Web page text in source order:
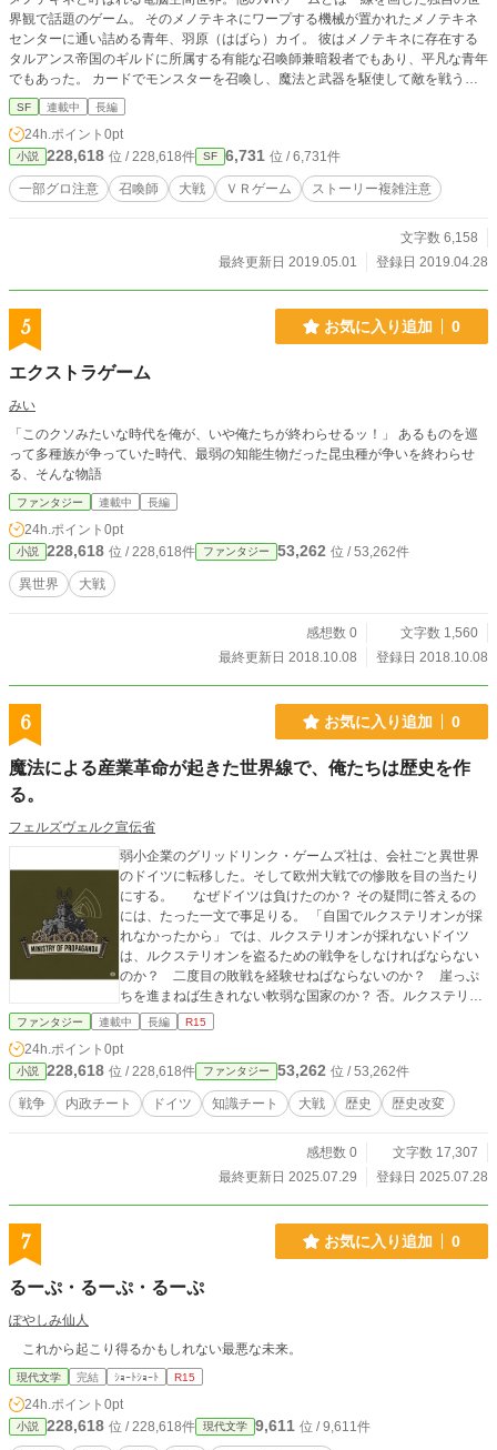
界観で話題のゲーム。 そのメノテキネにワープする機械が置かれたメノテキネ
センターに通い詰める青年、羽原（はばら）カイ。 彼はメノテキネに存在する
タルアンス帝国のギルドに所属する有能な召喚師兼暗殺者でもあり、平凡な青年
でもあった。 カードでモンスターを召喚し、魔法と武器を駆使して敵を戦う話
です。
SF 連載中 長編
24h.ポイント 0pt
小説 228,618 位 / 228,618件 SF 6,731 位 / 6,731件
一部グロ注意 召喚師 大戦 ＶＲゲーム ストーリー複雑注意
文字数 6,158
最終更新日 2019.05.01
登録日 2019.04.28
5 お気に入り追加 0
エクストラゲーム
みい
「このクソみたいな時代を俺が、いや俺たちが終わらせるッ！」 あるものを巡
って多種族が争っていた時代、最弱の知能生物だった昆虫種が争いを終わらせ
る、そんな物語
ファンタジー 連載中 長編
24h.ポイント 0pt
小説 228,618 位 / 228,618件 ファンタジー 53,262 位 / 53,262件
異世界 大戦
感想数 0
文字数 1,560
最終更新日 2018.10.08
登録日 2018.10.08
6 お気に入り追加 0
魔法による産業革命が起きた世界線で、俺たちは歴史を作
る。
フェルズヴェルク宣伝省
弱小企業のグリッドリンク・ゲームズ社は、会社ごと異世界
のドイツに転移した。そして欧州大戦での惨敗を目の当たり
にする。 なぜドイツは負けたのか？ その疑問に答えるの
には、たった一文で事足りる。 「自国でルクステリオンが採
れなかったから」 では、ルクステリオンが採れないドイツ
は、ルクステリオンを盗るための戦争をしなければならない
のか？ 二度目の敗戦を経験せねばならないのか？ 崖っぷ
ちを進まねば生きれない軟弱な国家のか？ 否。ルクステリオ
ンに頼らない文明を生み出せば良い。たったそれだけの話な
イツのルクステリオン依存を脱却させる。たったそれだけの
話。 ※毎週日曜、午前６時に投稿します。
ファンタジー 連載中 長編 R15
24h.ポイント 0pt
小説 228,618 位 / 228,618件 ファンタジー 53,262 位 / 53,262件
戦争 内政チート ドイツ 知識チート 大戦 歴史 歴史改変
感想数 0
文字数 17,307
最終更新日 2025.07.29
登録日 2025.07.28
7 お気に入り追加 0
るーぷ・るーぷ・るーぷ
ぽやしみ仙人
これから起こり得るかもしれない最悪な未来。
現代文学 完結 ｼｮｰﾄｼｮｰﾄ R15
24h.ポイント 0pt
小説 228,618 位 / 228,618件 現代文学 9,611 位 / 9,611件